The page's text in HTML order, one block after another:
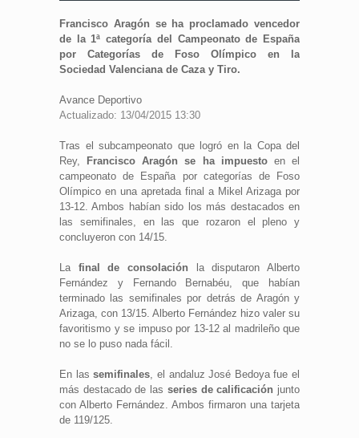
Francisco Aragón se ha proclamado vencedor
de la 1ª categoría del Campeonato de España
por Categorías de Foso Olímpico en la
Sociedad Valenciana de Caza y Tiro.
Avance Deportivo
Actualizado: 13/04/2015 13:30
Tras el subcampeonato que logró en la Copa del
Rey,
Francisco Aragón se ha impuestoen el
campeonato de España por categorías de Foso
Olímpico en una apretada final a Mikel Arizaga por
13-12. Ambos habían sido los más destacados en
las semifinales, en las que rozaron el pleno y
concluyeron con 14/15.
La final de consolación la disputaron Alberto
Fernández y Fernando Bernabéu, que habían
terminado las semifinales por detrás de Aragón y
Arizaga, con 13/15. Alberto Fernández hizo valer su
favoritismo y se impuso por 13-12 al madrileño que
no se lo puso nada fácil.
En las semifinales, el andaluz José Bedoya fue el
más destacado de las series de calificación junto
con Alberto Fernández. Ambos firmaron una tarjeta
de 119/125.